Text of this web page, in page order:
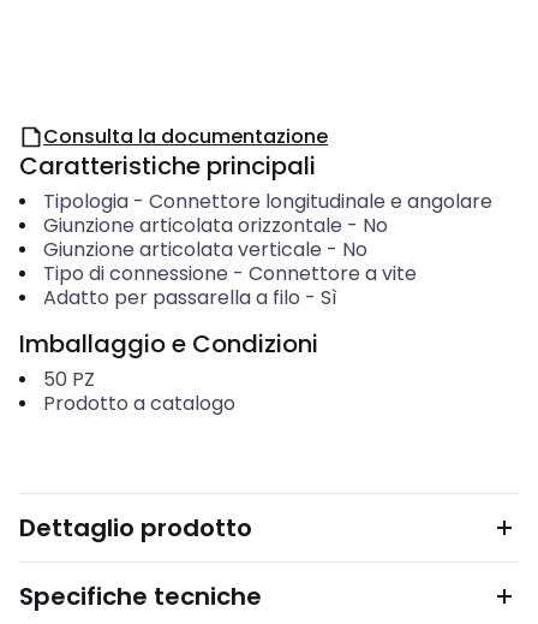
Consulta la documentazione
Caratteristiche principali
Tipologia- Connettore longitudinale e angolare
Giunzione articolata orizzontale - No
Giunzione articolata verticale - No
Tipo di connessione - Connettore a vite
Adatto per passarella a filo - Sì
Imballaggio e Condizioni
50 PZ
Prodotto a catalogo
Dettaglio prodotto
Specifiche tecniche